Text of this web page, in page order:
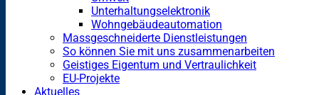
Unterhaltungselektronik
Wohngebäudeautomation
Massgeschneiderte Dienstleistungen
So können Sie mit uns zusammenarbeiten
Geistiges Eigentum und Vertraulichkeit
EU-Projekte
Aktuelles